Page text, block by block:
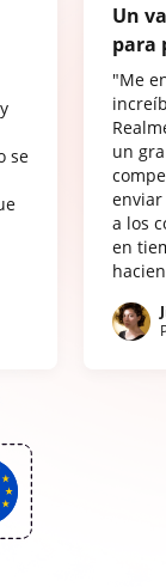
se
Un
para
"Me
un
a los
en